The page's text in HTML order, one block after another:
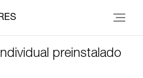
preinstalado